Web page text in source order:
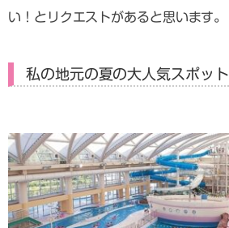
い！とリクエストがあると思います。
私の地元の夏の大人気スポット